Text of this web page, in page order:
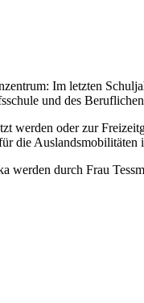
Im letzten
und des
oder zur
die
durch Frau